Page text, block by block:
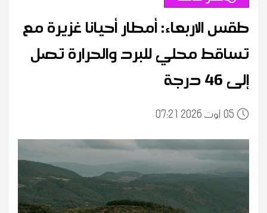
طقس الاربعاء: أمطار أحيانا غزيرة مع
تساقط محلي للبرد والحرارة تصل
إلى 46 درجة
0507:21 2026 أوت